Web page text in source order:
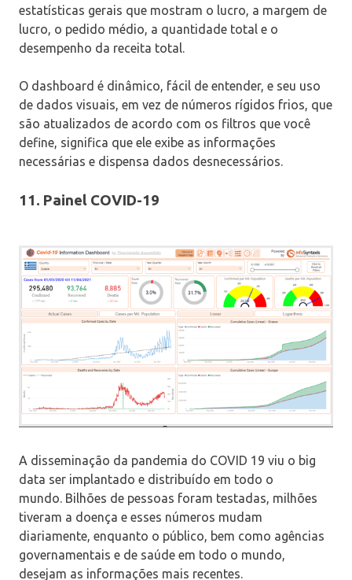
estatísticas gerais que mostram o lucro, a margem de
lucro, o pedido médio, a quantidade total e o
desempenho da receita total.
O dashboard é dinâmico, fácil de entender, e seu uso
de dados visuais, em vez de números rígidos frios, que
são atualizados de acordo com os filtros que você
define, significa que ele exibe as informações
necessárias e dispensa dados desnecessários.
11. Painel COVID-19
A disseminação da pandemia do COVID 19 viu o big
data ser implantado e distribuído em todo o
mundo. Bilhões de pessoas foram testadas, milhões
tiveram a doença e esses números mudam
diariamente, enquanto o público, bem como agências
governamentais e de saúde em todo o mundo,
desejam as informações mais recentes.